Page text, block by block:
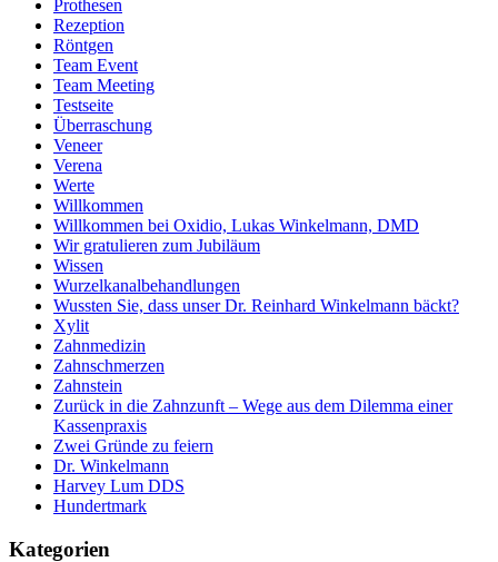
Prothesen
Rezeption
Röntgen
Team Event
Team Meeting
Testseite
Überraschung
Veneer
Verena
Werte
Willkommen
Willkommen bei Oxidio, Lukas Winkelmann, DMD
Wir gratulieren zum Jubiläum
Wissen
Wurzelkanalbehandlungen
Wussten Sie, dass unser Dr. Reinhard Winkelmann bäckt?
Xylit
Zahnmedizin
Zahnschmerzen
Zahnstein
Zurück in die Zahnzunft – Wege aus dem Dilemma einer
Kassenpraxis
Zwei Gründe zu feiern
Dr. Winkelmann
Harvey Lum DDS
Hundertmark
Kategorien